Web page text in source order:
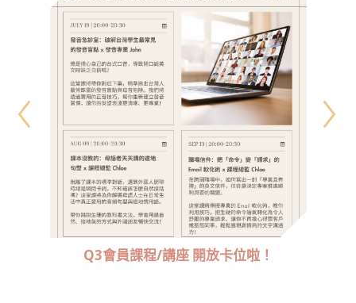
Q3會員課程/講座 開放卡位啦！
Previous Next